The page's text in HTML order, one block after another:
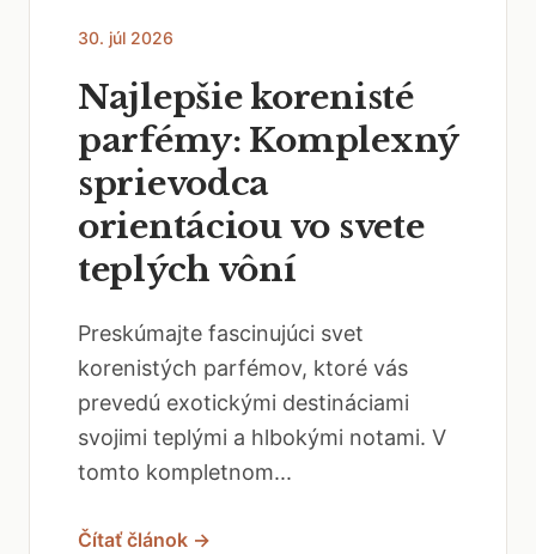
30. júl 2026
Najlepšie korenisté
parfémy: Komplexný
sprievodca
orientáciou vo svete
teplých vôní
Preskúmajte fascinujúci svet
korenistých parfémov, ktoré vás
prevedú exotickými destináciami
svojimi teplými a hlbokými notami. V
tomto kompletnom...
Čítať článok →